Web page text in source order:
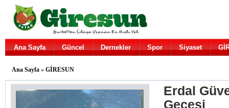
Ana Sayfa Güncel Dernekler Spor Siyaset
Ana Sayfa » GİRESUN
Erdal
Gecesi